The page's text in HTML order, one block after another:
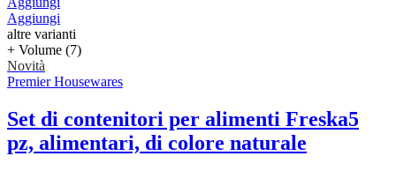
Aggiungi
altre varianti
+ Volume (7)
Novità
Premier Housewares
Set di contenitori per alimenti Freska5
pz, alimentari, di colore naturale